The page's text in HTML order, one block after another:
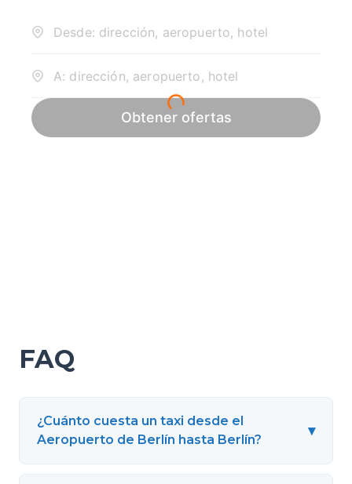
FAQ
¿Cuánto cuesta un taxi desde el
Aeropuerto de Berlín hasta Berlín?
▾